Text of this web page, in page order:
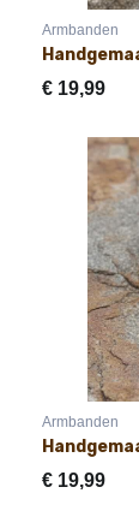
Armbanden
€ 19,99
Armbanden
€ 19,99